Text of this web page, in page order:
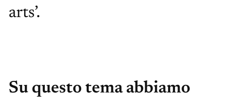
arts’.
Su questo tema abbiamo